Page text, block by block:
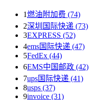
1燃油附加费 (74)
2深圳国际快递 (73)
3EXPRESS (52)
4ems国际快递 (47)
5FedEx (44)
6EMS中国邮政 (42)
7ups国际快递 (41)
8usps (37)
9invoice (31)